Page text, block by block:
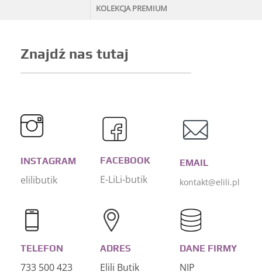
KOLEKCJA PREMIUM
Znajdź nas tutaj
INSTAGRAM
elilibutik
FACEBOOK
E-LiLi-butik
EMAIL
kontakt@elili.pl
TELEFON
733 500 423
ADRES
Elili Butik
DANE FIRMY
NIP